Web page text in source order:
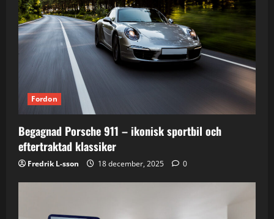
Fordon
Begagnad Porsche 911 – ikonisk sportbil och
eftertraktad klassiker
Fredrik L-sson 18 december, 2025 0